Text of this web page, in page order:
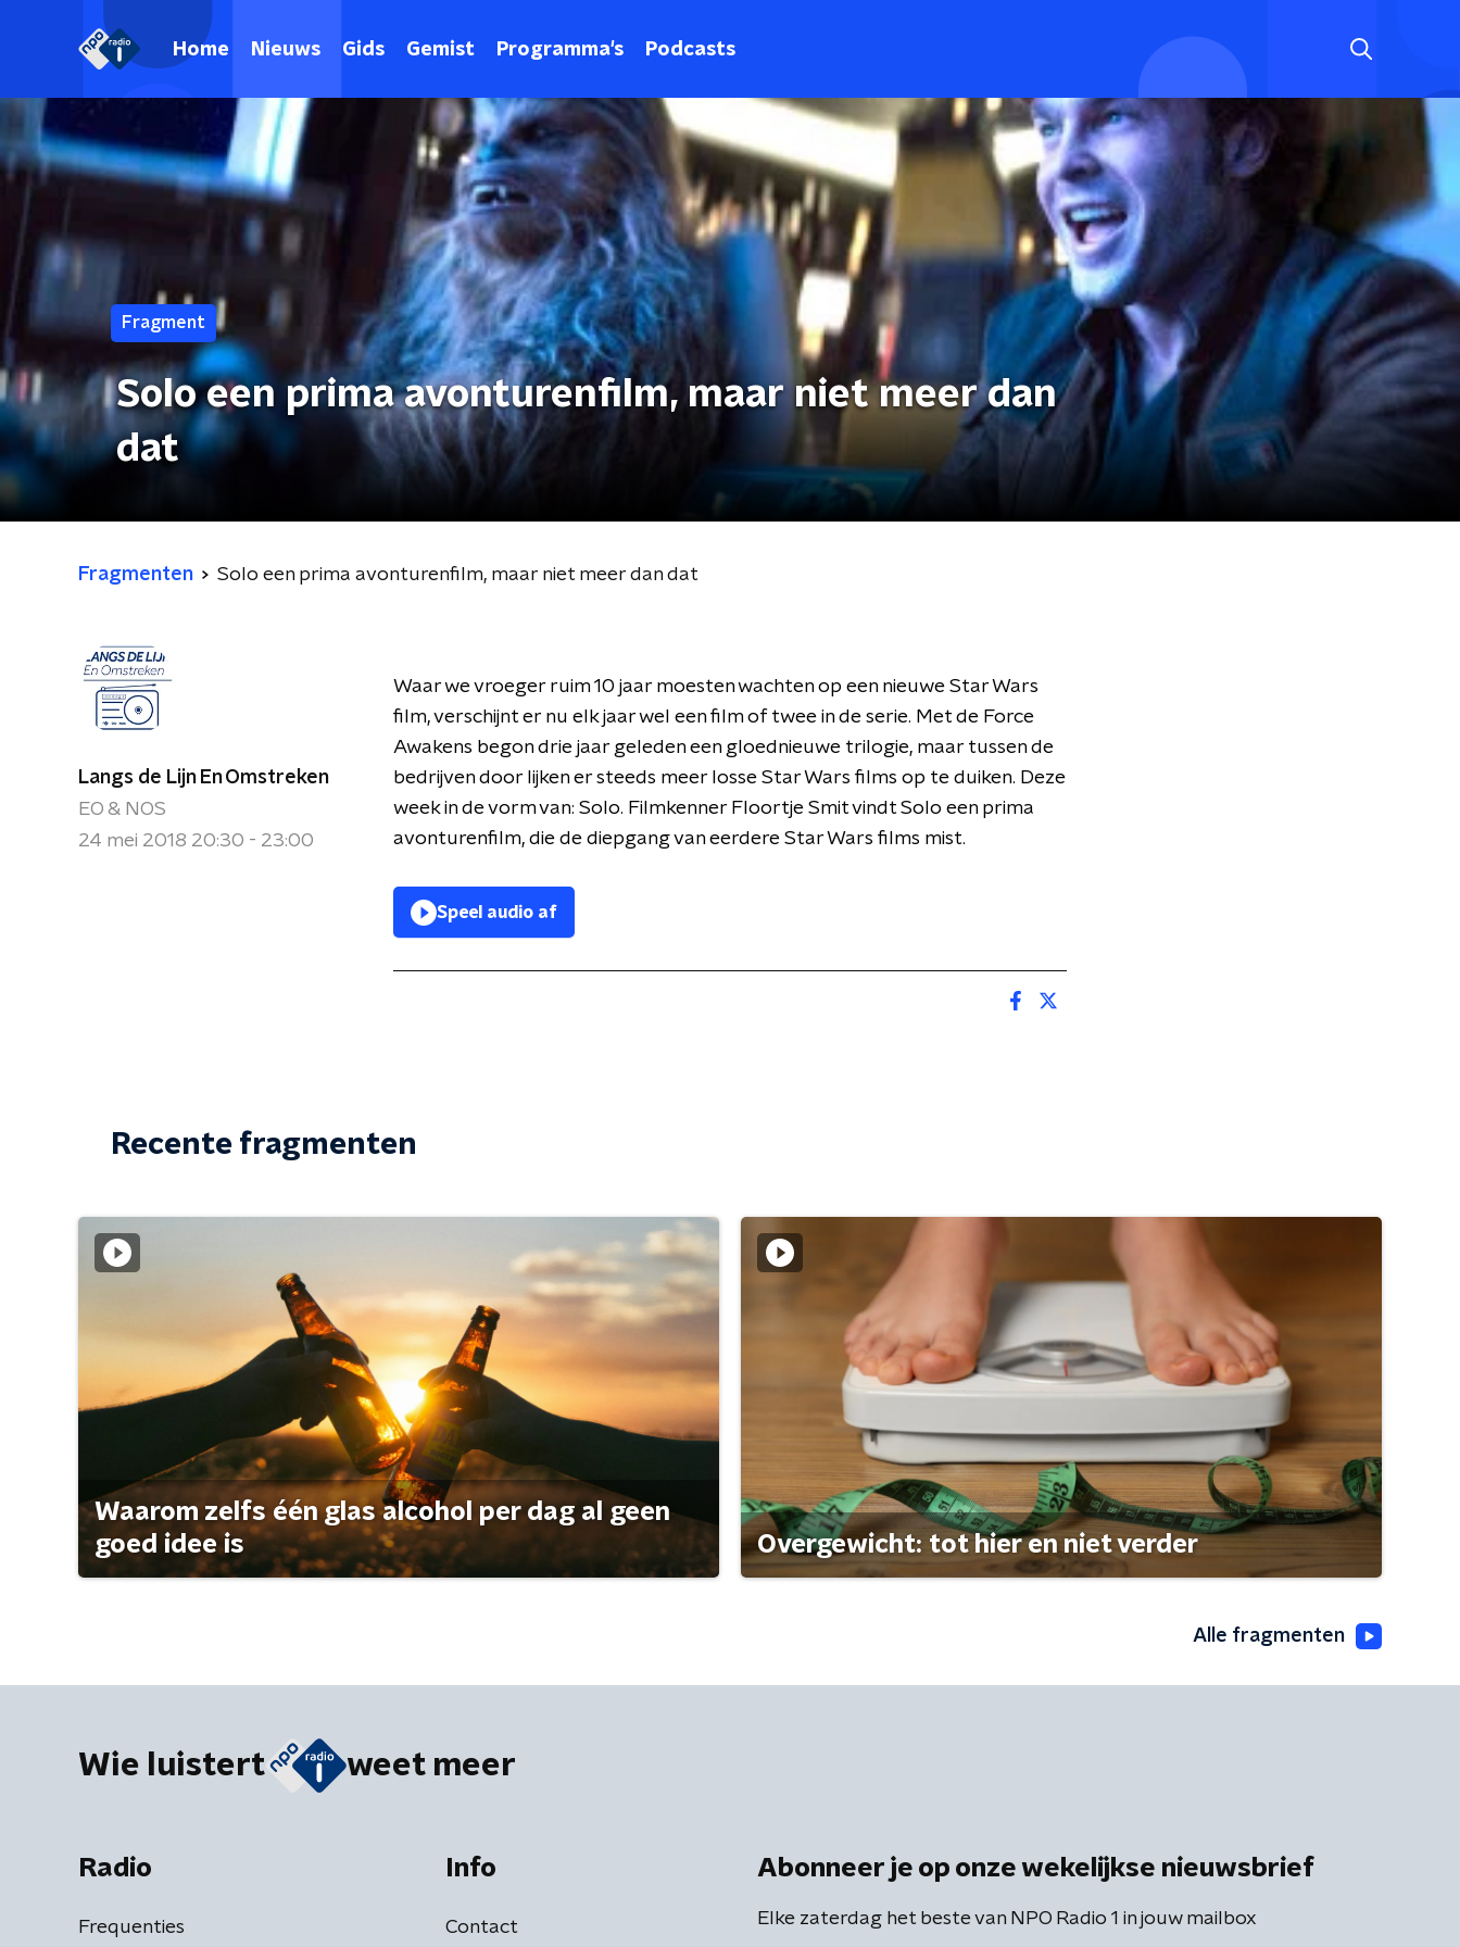
Home Nieuws Gids Gemist Programma's Podcasts
Fragment
Solo een prima avonturenfilm, maar niet meer dan
dat
Fragmenten Solo een prima avonturenfilm, maar niet meer dan dat
Langs de Lijn En Omstreken
EO & NOS
24 mei 2018 20:30 - 23:00
Waar we vroeger ruim 10 jaar moesten wachten op een nieuwe Star Wars
film, verschijnt er nu elk jaar wel een film of twee in de serie. Met de Force
Awakens begon drie jaar geleden een gloednieuwe trilogie, maar tussen de
bedrijven door lijken er steeds meer losse Star Wars films op te duiken. Deze
week in de vorm van: Solo. Filmkenner Floortje Smit vindt Solo een prima
avonturenfilm, die de diepgang van eerdere Star Wars films mist.
Speel audio af
Recente fragmenten
Waarom zelfs één glas alcohol per dag al geen
goed idee is
Overgewicht: tot hier en niet verder
Alle fragmenten
Wie luistert weet meer
Radio
Frequenties
Info
Contact
Abonneer je op onze wekelijkse nieuwsbrief
Elke zaterdag het beste van NPO Radio 1 in jouw mailbox